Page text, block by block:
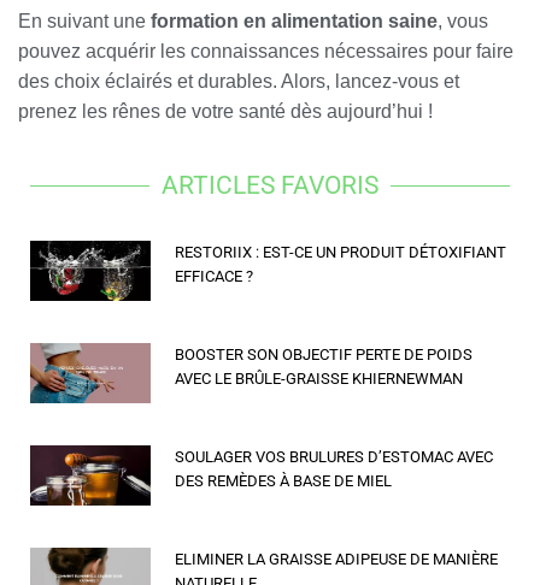
En suivant une formation en alimentation saine, vous
pouvez acquérir les connaissances nécessaires pour faire
des choix éclairés et durables. Alors, lancez-vous et
prenez les rênes de votre santé dès aujourd’hui !
ARTICLES FAVORIS
RESTORIIX : EST-CE UN PRODUIT DÉTOXIFIANT
EFFICACE ?
BOOSTER SON OBJECTIF PERTE DE POIDS
AVEC LE BRÛLE-GRAISSE KHIERNEWMAN
SOULAGER VOS BRULURES D’ESTOMAC AVEC
DES REMÈDES À BASE DE MIEL
ELIMINER LA GRAISSE ADIPEUSE DE MANIÈRE